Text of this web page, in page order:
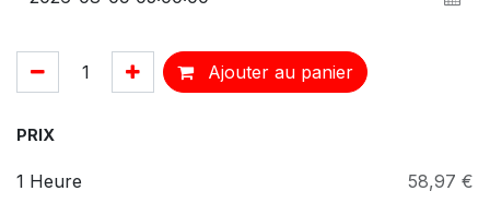
Ajouter au panier
PRIX
1 Heure 58,97 €